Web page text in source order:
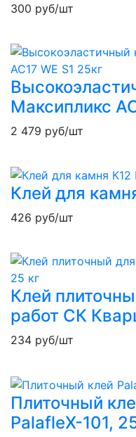
300 руб/шт
Максипликс
2 479 руб/шт
Клей для
426 руб/шт
Клей
работ СК
234 руб/шт
Плиточный
PalafleХ-101,